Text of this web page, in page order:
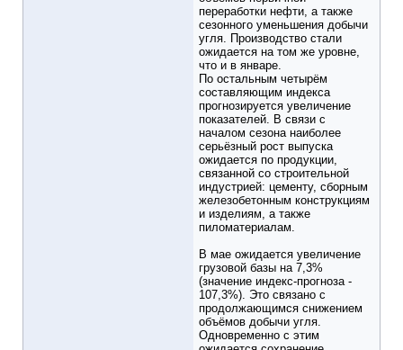
переработки нефти, а также
сезонного уменьшения добычи
угля. Производство стали
ожидается на том же уровне,
что и в январе.
По остальным четырём
составляющим индекса
прогнозируется увеличение
показателей. В связи с
началом сезона наиболее
серьёзный рост выпуска
ожидается по продукции,
связанной со строительной
индустрией: цементу, сборным
железобетонным конструкциям
и изделиям, а также
пиломатериалам.
В мае ожидается увеличение
грузовой базы на 7,3%
(значение индекс-прогноза -
107,3%). Это связано с
продолжающимся снижением
объёмов добычи угля.
Одновременно с этим